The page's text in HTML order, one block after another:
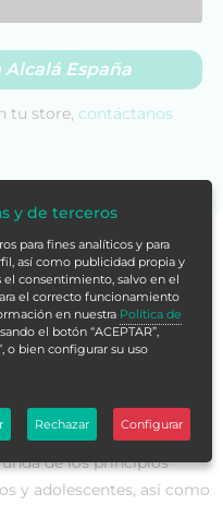
en Nutrición
programa académico
losprofesionales de
necesarios
nutrición en pacientes
los estudiantes
de los principios
y adolescentes, así como
Alcalá España
tu store, contáctanos
y de terceros
para fines analíticos y para
así como publicidad propia y
el consentimiento, salvo en el
el correcto funcionamiento
en nuestra Política de
el botón “ACEPTAR”,
o bien configurar su uso
Rechazar Configurar